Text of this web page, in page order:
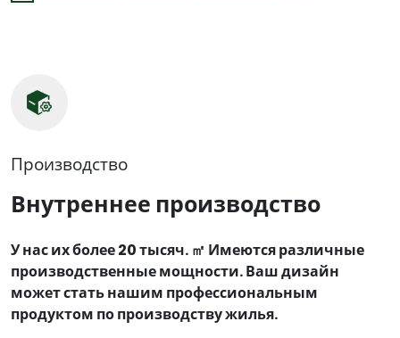
Производство
Внутреннее производство
У нас их более 20 тысяч. ㎡ Имеются различные
производственные мощности. Ваш дизайн
может стать нашим профессиональным
продуктом по производству жилья.